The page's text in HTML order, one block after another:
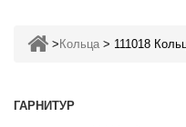
> Кольца > 111018
ГАРНИТУР